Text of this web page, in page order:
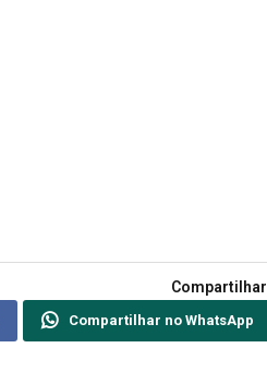
Compartilhar
Compartilhar no WhatsApp